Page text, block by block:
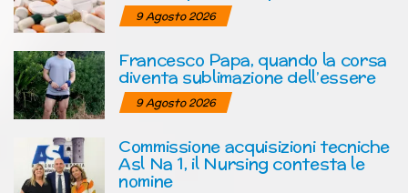
9 Agosto 2026
Francesco Papa, quando la corsa
diventa sublimazione dell’essere
9 Agosto 2026
Commissione acquisizioni tecniche
Asl Na 1, il Nursing contesta le
nomine